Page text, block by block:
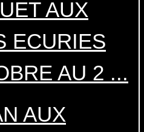
AUX
ECURIES
AU 2 ...
AUX